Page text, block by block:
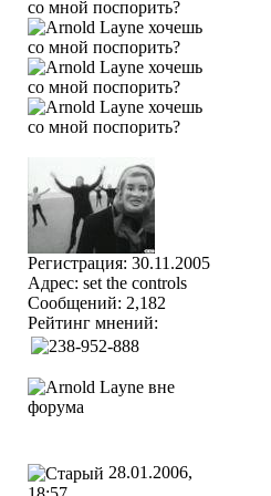
Регистрация: 30.11.2005
Адрес: set the controls
Сообщений: 2,182
Рейтинг мнений:
28.01.2006,